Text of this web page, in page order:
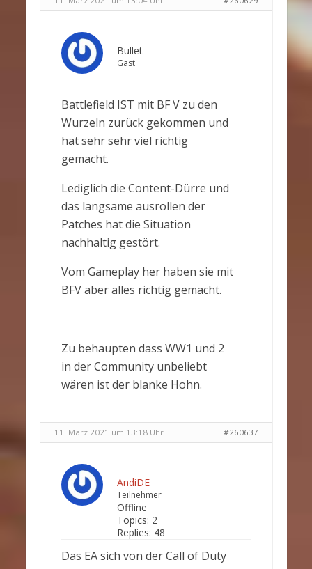
Bullet
Gast
Battlefield IST mit BF V zu den
Wurzeln zurück gekommen und
hat sehr sehr viel richtig
gemacht.
Lediglich die Content-Dürre und
das langsame ausrollen der
Patches hat die Situation
nachhaltig gestört.
Vom Gameplay her haben sie mit
BFV aber alles richtig gemacht.
Zu behaupten dass WW1 und 2
in der Community unbeliebt
wären ist der blanke Hohn.
11. März 2021 um 13:18 Uhr #260637
AndiDE
Teilnehmer
Offline
Topics: 2
Replies: 48
Das EA sich von der Call of Duty